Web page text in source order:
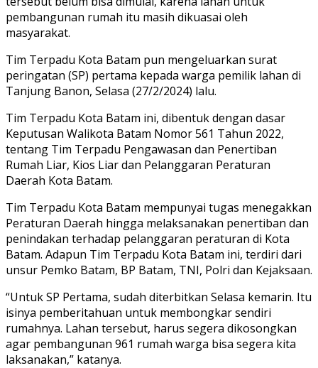
pembangunan rumah itu masih dikuasai oleh
masyarakat.
Tim Terpadu Kota Batam pun mengeluarkan surat
peringatan (SP) pertama kepada warga pemilik lahan di
Tanjung Banon, Selasa (27/2/2024) lalu.
Tim Terpadu Kota Batam ini, dibentuk dengan dasar
Keputusan Walikota Batam Nomor 561 Tahun 2022,
tentang Tim Terpadu Pengawasan dan Penertiban
Rumah Liar, Kios Liar dan Pelanggaran Peraturan
Daerah Kota Batam.
Tim Terpadu Kota Batam mempunyai tugas menegakkan
Peraturan Daerah hingga melaksanakan penertiban dan
penindakan terhadap pelanggaran peraturan di Kota
Batam. Adapun Tim Terpadu Kota Batam ini, terdiri dari
unsur Pemko Batam, BP Batam, TNI, Polri dan Kejaksaan.
“Untuk SP Pertama, sudah diterbitkan Selasa kemarin. Itu
isinya pemberitahuan untuk membongkar sendiri
rumahnya. Lahan tersebut, harus segera dikosongkan
agar pembangunan 961 rumah warga bisa segera kita
laksanakan,” katanya.